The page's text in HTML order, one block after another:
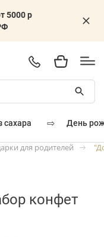
5000 р
сахара ⇨ день
для родителей
конфет